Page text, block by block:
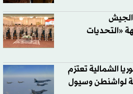
الجيش
«التحديات
الشمالية تعتزم
لواشنطن وسيول